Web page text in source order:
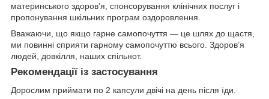
материнського здоров’я, спонсорування клінічних послуг і
пропонування шкільних програм оздоровлення.
Вважаючи, що якщо гарне самопочуття — це шлях до щастя,
ми повинні сприяти гарному самопочуттю всього. Здоров’я
людей, довкілля, наших спільнот.
Рекомендації із застосування
Дорослим приймати по 2 капсули двічі на день після їди.